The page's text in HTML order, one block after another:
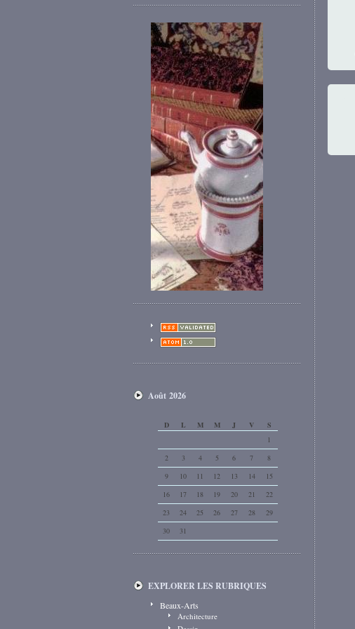
Août 2026
D L M M J V
S
1
2
3 4 5 6 7
8
9
10 11 12 13 14
15
16
17 18 19 20 21
22
23
24 25 26 27 28
29
30
31
EXPLORER LES RUBRIQUES
Beaux-Arts
Architecture